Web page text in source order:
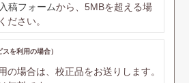
入稿フォームから、5MBを超える場
ださい。
を利用の場合）
の場合は、校正品をお送りします。